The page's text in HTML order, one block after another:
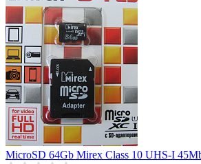
MicroSD 64Gb Mirex Class 10 UHS-I